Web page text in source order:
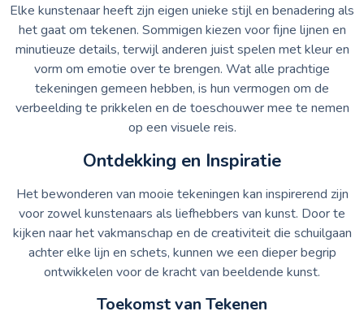
Elke kunstenaar heeft zijn eigen unieke stijl en benadering als
het gaat om tekenen. Sommigen kiezen voor fijne lijnen en
minutieuze details, terwijl anderen juist spelen met kleur en
vorm om emotie over te brengen. Wat alle prachtige
tekeningen gemeen hebben, is hun vermogen om de
verbeelding te prikkelen en de toeschouwer mee te nemen
op een visuele reis.
Ontdekking en Inspiratie
Het bewonderen van mooie tekeningen kan inspirerend zijn
voor zowel kunstenaars als liefhebbers van kunst. Door te
kijken naar het vakmanschap en de creativiteit die schuilgaan
achter elke lijn en schets, kunnen we een dieper begrip
ontwikkelen voor de kracht van beeldende kunst.
Toekomst van Tekenen